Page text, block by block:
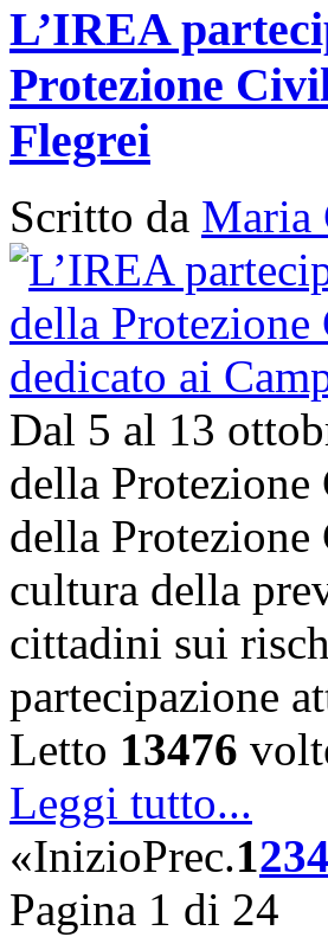
L’IREA
Protezione
Flegrei
Scritto da Maria
Dal 5 al 13
della
della
cultura della
cittadini sui
partecipazione
Letto 13476
Leggi tutto...
«InizioPrec.1234
Pagina 1 di 24